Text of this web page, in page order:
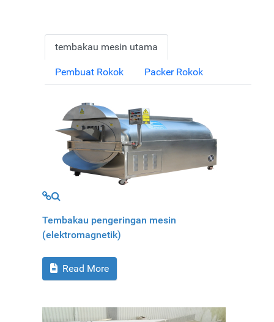
tembakau mesin utama
Pembuat Rokok Packer Rokok
MOD_JTCS_VIEW_ARTICLE_LINK
Tembakau pengeringan mesin
(elektromagnetik)
Read More